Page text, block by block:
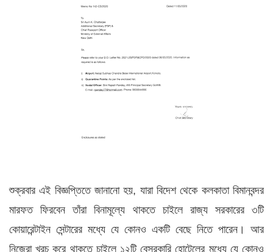
শুক্রবার এই বিজ্ঞপ্তিতে জানানো হয়, যারা বিদেশ থেকে কলকাতা বিমানবন্দর
মারফত ফিরবেন তাঁরা বিনামূল্যে থাকতে চাইলে রাজ্য সরকারের ৩টি
কোয়ারেন্টাইন সেন্টারের মধ্যে যে কোনও একটি বেছে নিতে পারেন। আর
নিজেরা খরচ করে থাকতে চাইলে ১২টি বেসরকারি হোটেলের মধ্যে যে কোনও